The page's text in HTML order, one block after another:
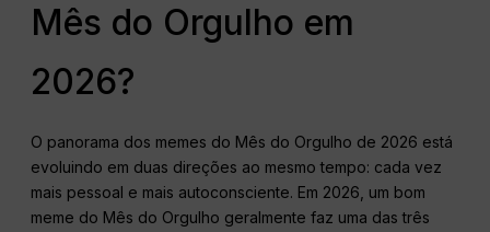
Mês do Orgulho em
2026?
O panorama dos memes do Mês do Orgulho de 2026 está
evoluindo em duas direções ao mesmo tempo: cada vez
mais pessoal e mais autoconsciente. Em 2026, um bom
meme do Mês do Orgulho geralmente faz uma das três